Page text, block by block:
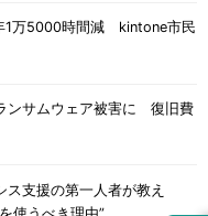
1万5000時間減 kintone市民
ンサムウェア被害に 復旧費
ス支援の第一人者が教え